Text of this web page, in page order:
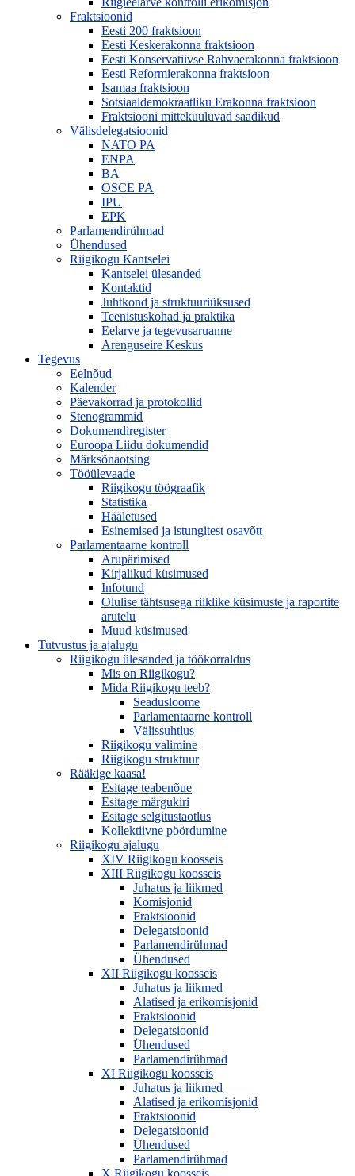
Fraktsioonid
Eesti 200 fraktsioon
Eesti Keskerakonna fraktsioon
Eesti Konservatiivse Rahvaerakonna fraktsioon
Eesti Reformierakonna fraktsioon
Isamaa fraktsioon
Sotsiaaldemokraatliku Erakonna fraktsioon
Fraktsiooni mittekuuluvad saadikud
Välisdelegatsioonid
NATO PA
ENPA
BA
OSCE PA
IPU
EPK
Parlamendirühmad
Ühendused
Riigikogu Kantselei
Kantselei ülesanded
Kontaktid
Juhtkond ja struktuuriüksused
Teenistuskohad ja praktika
Eelarve ja tegevusaruanne
Arenguseire Keskus
Tegevus
Eelnõud
Kalender
Päevakorrad ja protokollid
Stenogrammid
Dokumendiregister
Euroopa Liidu dokumendid
Märksõnaotsing
Tööülevaade
Riigikogu töögraafik
Statistika
Hääletused
Esinemised ja istungitest osavõtt
Parlamentaarne kontroll
Arupärimised
Kirjalikud küsimused
Infotund
Olulise tähtsusega riiklike küsimuste ja raportite
arutelu
Muud küsimused
Tutvustus ja ajalugu
Riigikogu ülesanded ja töökorraldus
Mis on Riigikogu?
Mida Riigikogu teeb?
Seadusloome
Parlamentaarne kontroll
Välissuhtlus
Riigikogu valimine
Riigikogu struktuur
Rääkige kaasa!
Esitage teabenõue
Esitage märgukiri
Esitage selgitustaotlus
Kollektiivne pöördumine
Riigikogu ajalugu
XIV Riigikogu koosseis
XIII Riigikogu koosseis
Juhatus ja liikmed
Komisjonid
Fraktsioonid
Delegatsioonid
Parlamendirühmad
Ühendused
XII Riigikogu koosseis
Juhatus ja liikmed
Alatised ja erikomisjonid
Fraktsioonid
Delegatsioonid
Ühendused
Parlamendirühmad
XI Riigikogu koosseis
Juhatus ja liikmed
Alatised ja erikomisjonid
Fraktsioonid
Delegatsioonid
Ühendused
Parlamendirühmad
X Riigikogu koosseis